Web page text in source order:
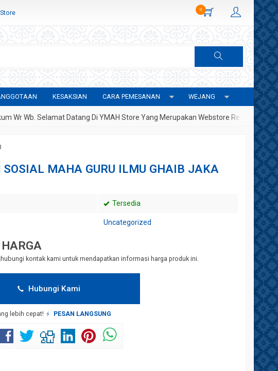
0
KESAKSIAN CARA PEMESANAN WEJANG
Wb. Selamat Datang Di YMAH Store Yang Merupakan Webstore Resmi Yayasan
MAHA GURU ILMU GHAIB JAKA
Tersedia
Uncategorized
kontak kami untuk mendapatkan informasi harga produk ini.
Hubungi Kami
lebih cepat! PESAN LANGSUNG